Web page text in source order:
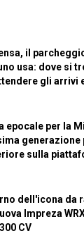
il
usa: dove si
gli arrivi
epocale per la
generazione
sulla
dell'icona da
Impreza
CV